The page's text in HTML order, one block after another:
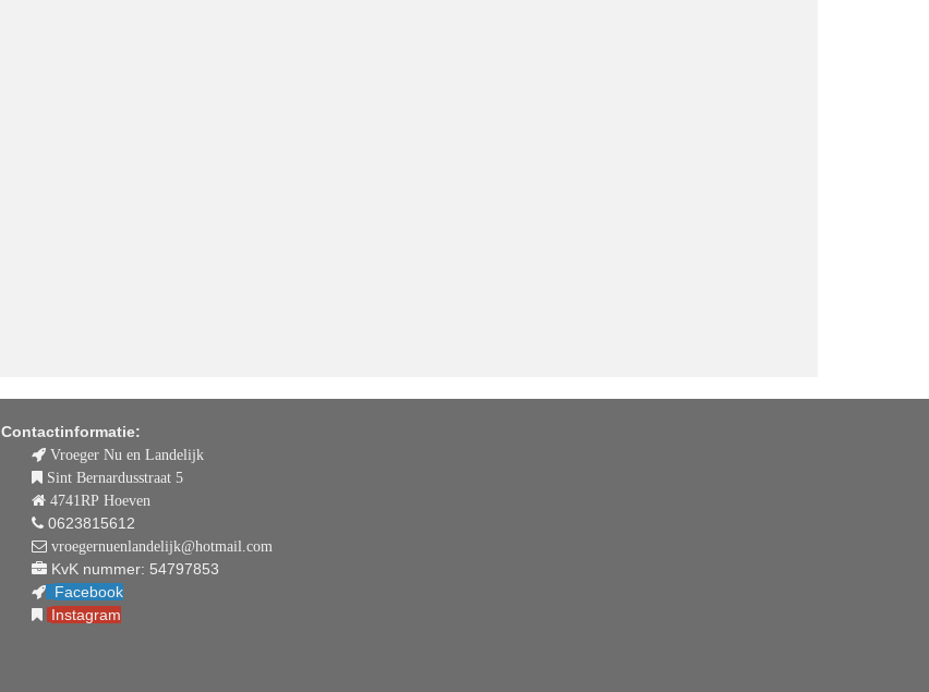
Contactinformatie:
Vroeger Nu en Landelijk
Sint Bernardusstraat 5
4741RP Hoeven
0623815612
vroegernuenlandelijk@hotmail.com
KvK nummer: 54797853
Facebook
Instagram